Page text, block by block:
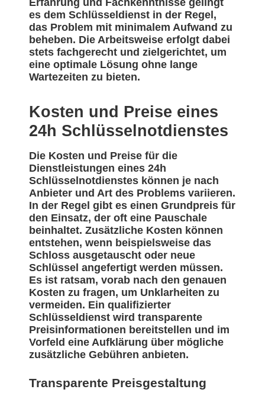
Erfahrung und Fachkenntnisse gelingt
es dem Schlüsseldienst in der Regel,
das Problem mit minimalem Aufwand zu
beheben. Die Arbeitsweise erfolgt dabei
stets fachgerecht und zielgerichtet, um
eine optimale Lösung ohne lange
Wartezeiten zu bieten.
Kosten und Preise eines
24h Schlüsselnotdienstes
Die Kosten und Preise für die
Dienstleistungen eines 24h
Schlüsselnotdienstes können je nach
Anbieter und Art des Problems variieren.
In der Regel gibt es einen Grundpreis für
den Einsatz, der oft eine Pauschale
beinhaltet. Zusätzliche Kosten können
entstehen, wenn beispielsweise das
Schloss ausgetauscht oder neue
Schlüssel angefertigt werden müssen.
Es ist ratsam, vorab nach den genauen
Kosten zu fragen, um Unklarheiten zu
vermeiden. Ein qualifizierter
Schlüsseldienst wird transparente
Preisinformationen bereitstellen und im
Vorfeld eine Aufklärung über mögliche
zusätzliche Gebühren anbieten.
Transparente Preisgestaltung